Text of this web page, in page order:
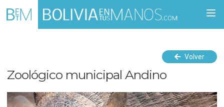
Volver
Zoológico municipal Andino